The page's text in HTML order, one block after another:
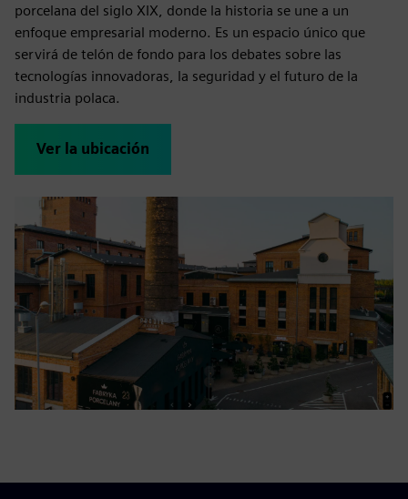
porcelana del siglo XIX, donde la historia se une a un
enfoque empresarial moderno. Es un espacio único que
servirá de telón de fondo para los debates sobre las
tecnologías innovadoras, la seguridad y el futuro de la
industria polaca.
Ver la ubicación